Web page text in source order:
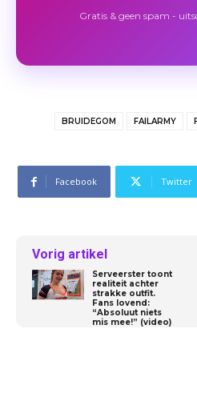
Gratis & geen spam -
BRUIDEGOM FAILARMY
Facebook Twitter
Vorig artikel
Serveerster toont
realiteit achter
strakke outfit.
Fans lovend:
“Absoluut niets
mis mee!” (video)